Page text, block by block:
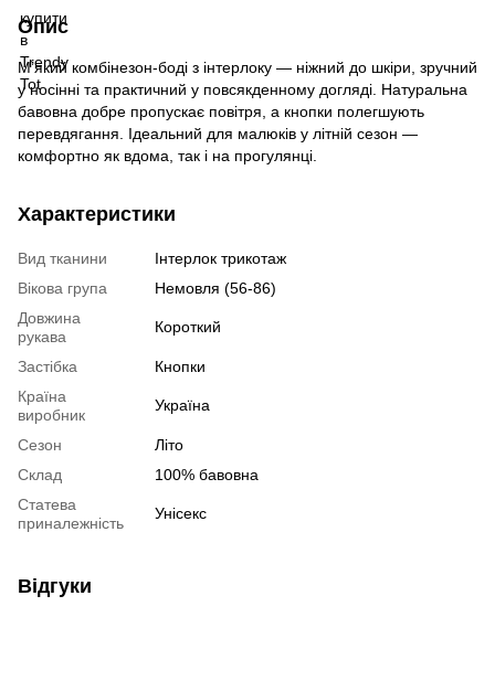
Опис
М’який комбінезон-боді з інтерлоку — ніжний до шкіри, зручний
у носінні та практичний у повсякденному догляді. Натуральна
бавовна добре пропускає повітря, а кнопки полегшують
перевдягання. Ідеальний для малюків у літній сезон —
комфортно як вдома, так і на прогулянці.
Характеристики
Вид тканини
Інтерлок трикотаж
Вікова група
Немовля (56-86)
Довжина
рукава
Короткий
Застібка
Кнопки
Країна
виробник
Україна
Сезон
Літо
Склад
100% бавовна
Статева
приналежність
Унісекс
Відгуки